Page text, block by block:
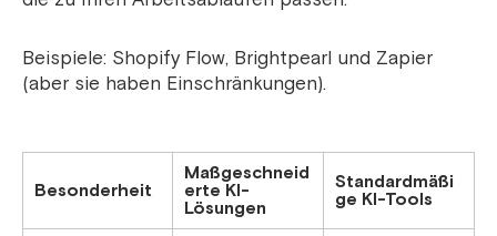
Beispiele: Shopify Flow, Brightpearl und Zapier
(aber sie haben Einschränkungen).
Besonderheit
Maßgeschneid
erte KI-
Lösungen
Standardmäßi
ge KI-Tools